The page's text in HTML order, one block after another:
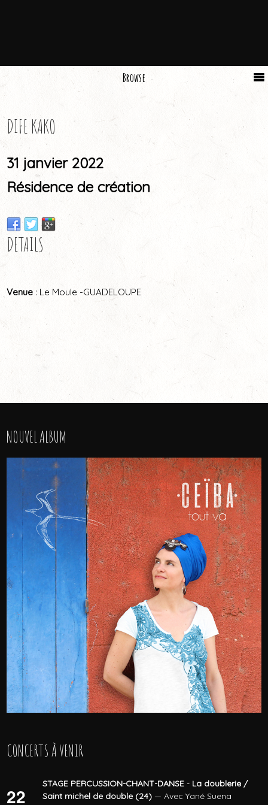
Browse
DIFE KAKO
31 janvier 2022
Résidence de création
DETAILS
Venue : Le Moule -GUADELOUPE
NOUVEL ALBUM
CONCERTS À VENIR
22
STAGE PERCUSSION-CHANT-DANSE - La doublerie /
Saint michel de double (24) — Avec Yané Suena